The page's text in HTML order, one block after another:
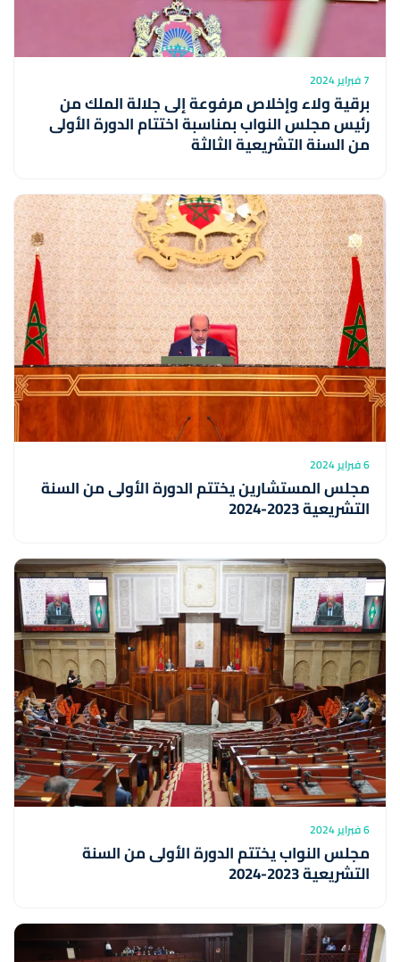
7 فبراير 2024
برقية ولاء وإخلاص مرفوعة إلى جلالة الملك من
رئيس مجلس النواب بمناسبة اختتام الدورة الأولى
من السنة التشريعية الثالثة
6 فبراير 2024
مجلس المستشارين يختتم الدورة الأولى من السنة
التشريعية 2023-2024
6 فبراير 2024
مجلس النواب يختتم الدورة الأولى من السنة
التشريعية 2023-2024